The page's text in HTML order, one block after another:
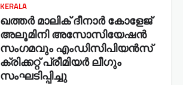
KERALA
ഖത്തർ മാലിക് ദീനാർ കോളേജ്
അലൂമിനി അസോസിയേഷൻ
സംഗമവും എംഡിസിപിയൻസ്
ക്രിക്കറ്റ് പ്രീമിയർ ലീഗും
സംഘടിപ്പിച്ചു